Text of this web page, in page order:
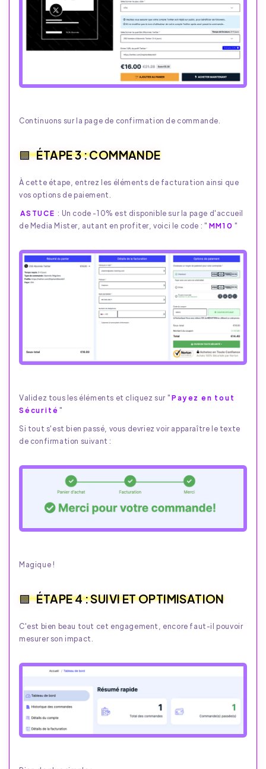
Continuons sur la page de confirmation de commande.
ÉTAPE 3 : COMMANDE
À cette étape, entrez les éléments de facturation ainsi que
vos options de paiement.
ASTUCE : Un code -10% est disponible sur la page d'accueil
de Media Mister, autant en profiter, voici le code : " MM10 "
Validez tous les éléments et cliquez sur " Payez en tout
Sécurité "
Si tout s'est bien passé, vous devriez voir apparaître le texte
de confirmation suivant :
Magique !
ÉTAPE 4 : SUIVI ET OPTIMISATION
C'est bien beau tout cet engagement, encore faut-il pouvoir
mesurer son impact.